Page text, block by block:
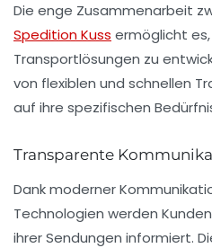
Die enge Zusammenarbeit
Spedition Kuss ermöglicht
Transportlösungen zu
von flexiblen und schnellen
auf ihre spezifischen
Transparente
Dank moderner
Technologien werden
ihrer Sendungen informiert.